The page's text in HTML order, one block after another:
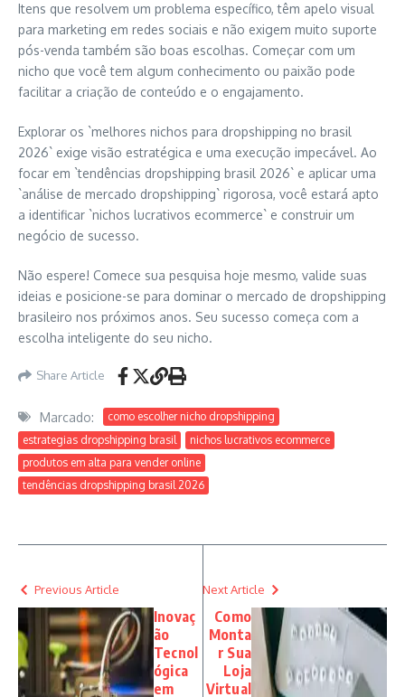
Itens que resolvem um problema específico, têm apelo visual
para marketing em redes sociais e não exigem muito suporte
pós-venda também são boas escolhas. Começar com um
nicho que você tem algum conhecimento ou paixão pode
facilitar a criação de conteúdo e o engajamento.
Explorar os `melhores nichos para dropshipping no brasil
2026` exige visão estratégica e uma execução impecável. Ao
focar em `tendências dropshipping brasil 2026` e aplicar uma
`análise de mercado dropshipping` rigorosa, você estará apto
a identificar `nichos lucrativos ecommerce` e construir um
negócio de sucesso.
Não espere! Comece sua pesquisa hoje mesmo, valide suas
ideias e posicione-se para dominar o mercado de dropshipping
brasileiro nos próximos anos. Seu sucesso começa com a
escolha inteligente do seu nicho.
Share Article
Marcado:
como escolher nicho dropshipping
estrategias dropshipping brasil
nichos lucrativos ecommerce
produtos em alta para vender online
tendências dropshipping brasil 2026
Previous Article
Inovaç
ão
Tecnol
ógica
em
Next Article
Como
Monta
r Sua
Loja
Virtual